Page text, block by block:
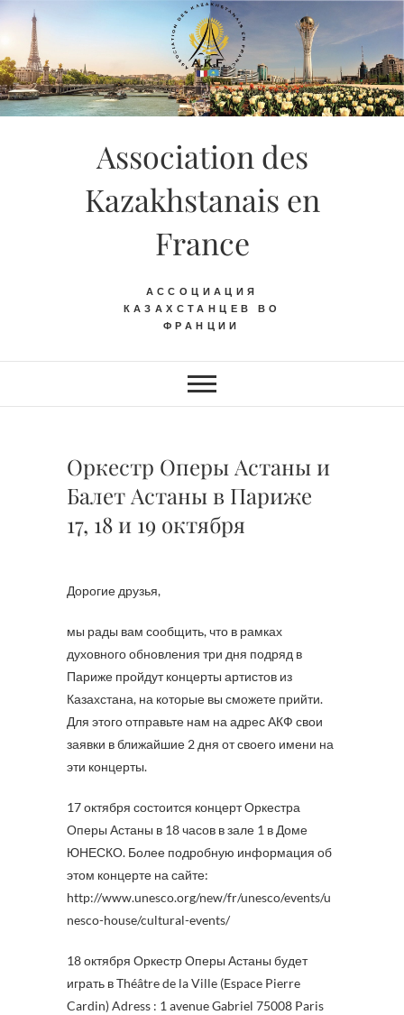
Skip
content
Association des
Kazakhstanais en
France
АССОЦИАЦИЯ
КАЗАХСТАНЦЕВ ВО
ФРАНЦИИ
Оркестр Оперы Астаны и
Балет Астаны в Париже
17, 18 и 19 октября
Дорогие друзья,
мы рады вам сообщить, что в рамках
духовного обновления три дня подряд в
Париже пройдут концерты артистов из
Казахстана, на которые вы сможете прийти.
Для этого отправьте нам на адрес АКФ свои
заявки в ближайшие 2 дня от своего имени на
эти концерты.
17 октября состоится концерт Оркестра
Оперы Астаны в 18 часов в зале 1 в Доме
ЮНЕСКО. Более подробную информация об
этом концерте на сайте:
http://www.unesco.org/new/fr/unesco/events/u
nesco-house/cultural-events/
18 октября Оркестр Оперы Астаны будет
играть в Théâtre de la Ville (Espace Pierre
Cardin) Adress : 1 avenue Gabriel 75008 Paris